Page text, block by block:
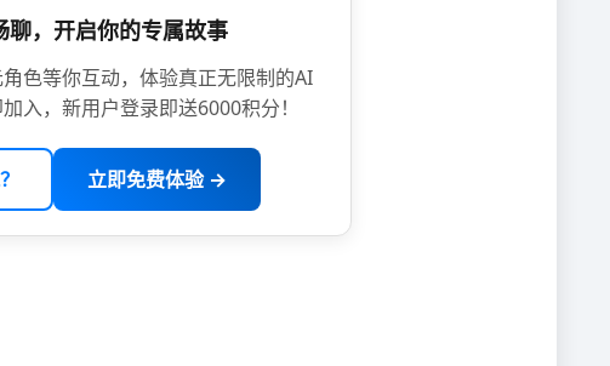
，开启你的专属故事
色等你互动，体验真正无限制的AI
入，新用户登录即送6000积分！
立即免费体验 →